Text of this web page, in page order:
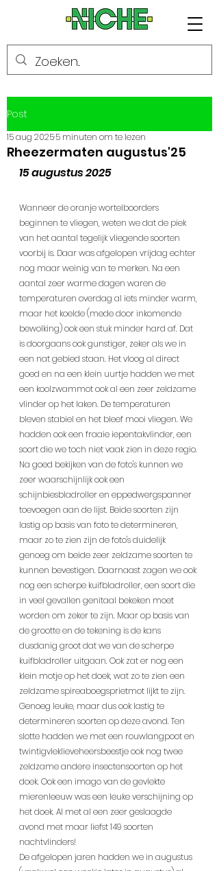
Post
Rheezermaten augustus'25
15 aug 20255 minuten om te lezen
15 augustus 2025
Wanneer de oranje wortelboorders
beginnen te vliegen, weten we dat de piek
van het aantal tegelijk vliegende soorten
voorbij is. Daar was afgelopen vrijdag echter
nog maar weinig van te merken. Na een
aantal zeer warme dagen waren de
temperaturen overdag al iets minder warm,
maar het koelde (mede door inkomende
bewolking) ook een stuk minder hard af. Dat
is doorgaans ook gunstiger, zeker als we in
een nat gebied staan. Het vloog al direct
goed en na een klein uurtje hadden we met
een koolzwammot ook al een zeer zeldzame
vlinder op het laken. De temperaturen
bleven stabiel en het bleef mooi vliegen. We
hadden ook een fraaie iepentakvlinder, een
soort die we toch niet vaak zien in deze regio.
Na goed bekijken van de foto's kunnen we
zeer waarschijnlijk ook een
schijnbiesbladroller en eppedwergspanner
toevoegen aan de lijst. Beide soorten zijn
lastig op basis van foto te determineren,
maar zo te zien zijn de foto's duidelijk
genoeg om beide zeer zeldzame soorten te
kunnen bevestigen. Daarnaast zagen we ook
nog een scherpe kuifbladroller, een soort die
in veel gevallen genitaal bekeken moet
worden om zeker te zijn. Maar op basis van
de grootte en de tekening is de kans
dusdanig groot dat we van de scherpe
kuifbladroller uitgaan. Ook zat er nog een
klein motje op het doek, wat zo te zien een
zeldzame spireaboegsprietmot lijkt te zijn.
Genoeg leuke, maar dus ook lastig te
determineren soorten op deze avond. Ten
slotte hadden we met een rouwlangpoot en
twintigvleklieveheersbeestje ook nog twee
zeldzame andere insectensoorten op het
doek. Ook een imago van de gevlekte
mierenleeuw was een leuke verschijning op
het doek. Al met al een zeer geslaagde
avond met maar liefst 149 soorten
nachtvlinders!
De afgelopen jaren hadden we in augustus